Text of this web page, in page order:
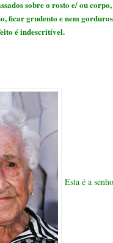
sobre o rosto e/ ou
ficar grudento e nem
é indescritível.
Esta é a